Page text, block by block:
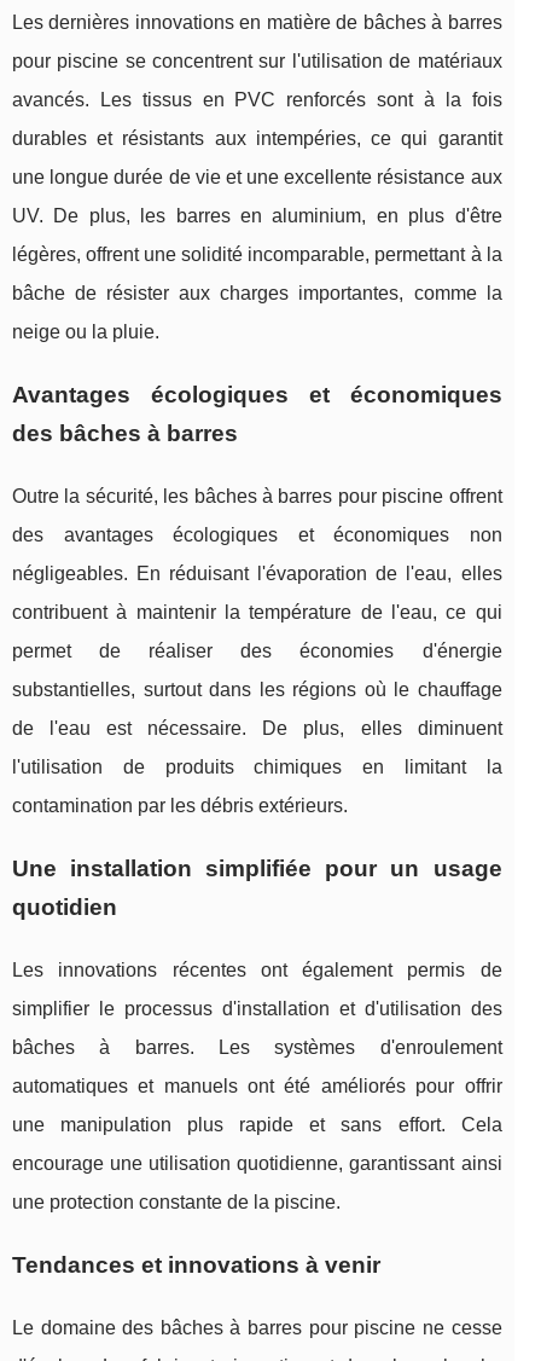
Les dernières innovations en matière de bâches à barres
pour piscine se concentrent sur l'utilisation de matériaux
avancés. Les tissus en PVC renforcés sont à la fois
durables et résistants aux intempéries, ce qui garantit
une longue durée de vie et une excellente résistance aux
UV. De plus, les barres en aluminium, en plus d'être
légères, offrent une solidité incomparable, permettant à la
bâche de résister aux charges importantes, comme la
neige ou la pluie.
Avantages écologiques et économiques
des bâches à barres
Outre la sécurité, les bâches à barres pour piscine offrent
des avantages écologiques et économiques non
négligeables. En réduisant l'évaporation de l'eau, elles
contribuent à maintenir la température de l'eau, ce qui
permet de réaliser des économies d'énergie
substantielles, surtout dans les régions où le chauffage
de l'eau est nécessaire. De plus, elles diminuent
l'utilisation de produits chimiques en limitant la
contamination par les débris extérieurs.
Une installation simplifiée pour un usage
quotidien
Les innovations récentes ont également permis de
simplifier le processus d'installation et d'utilisation des
bâches à barres. Les systèmes d'enroulement
automatiques et manuels ont été améliorés pour offrir
une manipulation plus rapide et sans effort. Cela
encourage une utilisation quotidienne, garantissant ainsi
une protection constante de la piscine.
Tendances et innovations à venir
Le domaine des bâches à barres pour piscine ne cesse